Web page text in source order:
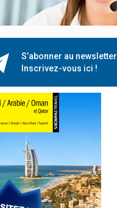
S’abonner au newsletter
Inscrivez-vous ici !